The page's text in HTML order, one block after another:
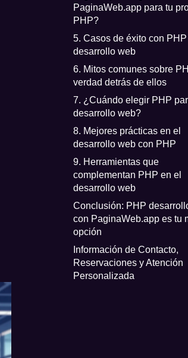
PaginaWeb.app para tu
PHP?
5. Casos de éxito con PHP
desarrollo web
6. Mitos comunes sobre
verdad detrás de ellos
7. ¿Cuándo elegir PHP
desarrollo web?
8. Mejores prácticas en el
desarrollo web con PHP
9. Herramientas que
complementan PHP en el
desarrollo web
Conclusión: PHP
con PaginaWeb.app es tu
opción
Información de Contacto,
Reservaciones y Atención
Personalizada